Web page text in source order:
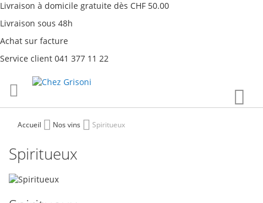
Livraison à domicile gratuite dès CHF 50.00
Livraison sous 48h
Achat sur facture
Service client 041 377 11 22
contenu
Accueil Nos vins Spiritueux
Spiritueux